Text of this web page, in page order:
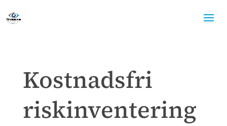
Kostnadsfri
riskinventering